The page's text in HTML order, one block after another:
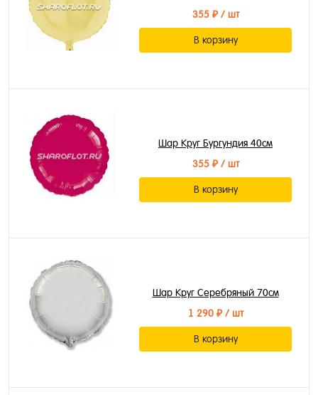
355 ₽/ шт
В корзину
Шар Круг Бургундия 40см
355 ₽/ шт
В корзину
Шар Круг Серебряный 70см
1 290 ₽/ шт
В корзину